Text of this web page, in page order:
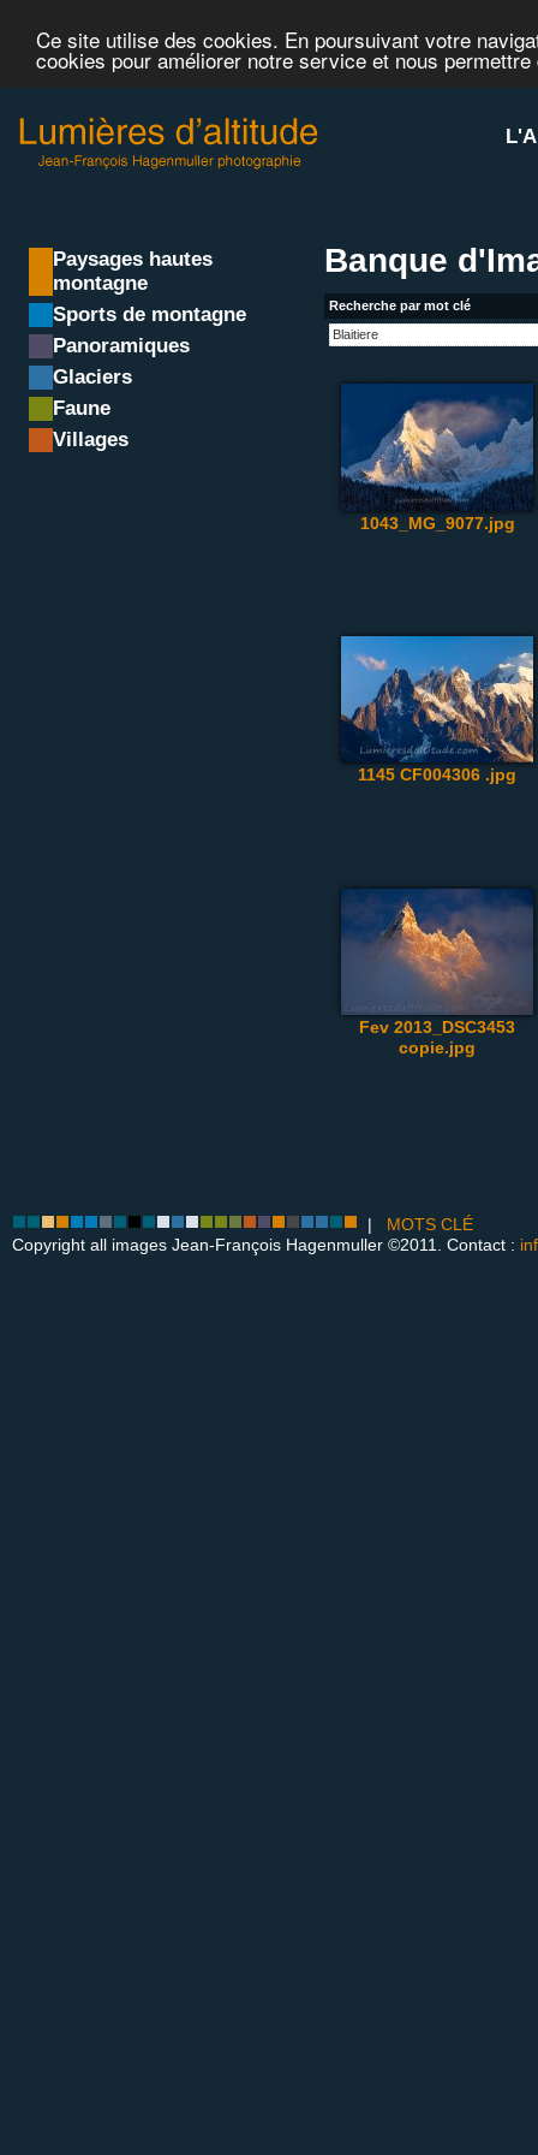
Ce site utilise des cookies. En poursuivant votre
cookies pour améliorer notre service et nous
Paysages hautes
montagne
Sports de montagne
Panoramiques
Glaciers
Faune
Villages
Banque
Recherche par mot clé
1043_MG_9077.jpg
1145 CF004306 .jpg
Fev 2013_DSC3453
copie.jpg
| MOTS CLÉ
Copyright all images Jean-François Hagenmuller ©2011. Contact :